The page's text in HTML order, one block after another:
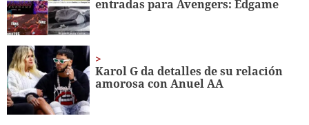
entradas para Avengers: Edgame
Karol G da detalles de su relación
amorosa con Anuel AA